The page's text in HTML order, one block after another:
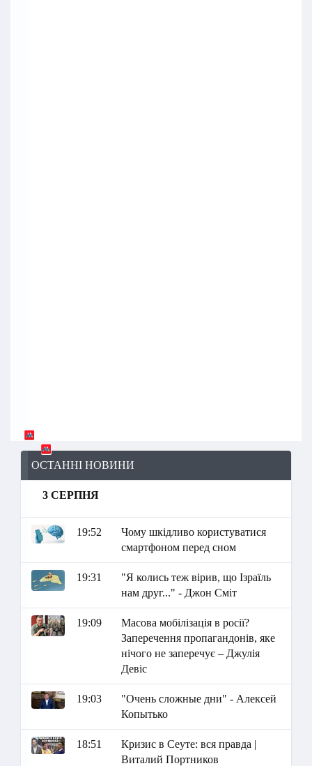
ОСТАННІ НОВИНИ
3 СЕРПНЯ
19:52
Чому шкідливо користуватися
смартфоном перед сном
19:31
"Я колись теж вірив, що Ізраїль
нам друг..." - Джон Сміт
19:09
Масова мобілізація в росії?
Заперечення пропагандонів, яке
нічого не заперечує – Джулія
Девіс
19:03
"Очень сложные дни" - Алексей
Копытько
18:51
Кризис в Сеуте: вся правда |
Виталий Портников